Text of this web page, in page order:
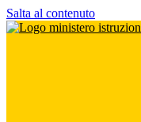
Salta al contenuto